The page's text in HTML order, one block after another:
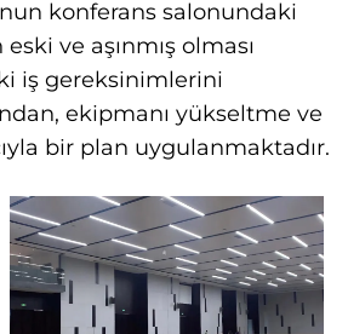
konferans salonundaki
ve aşınmış olması
iş gereksinimlerini
ekipmanı yükseltme ve
bir plan uygulanmaktadır.